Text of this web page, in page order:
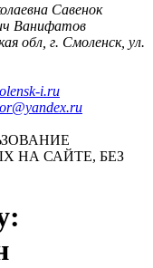
Савенок
Ванифатов
обл, г. Смоленск, ул.
i.ru
НА САЙТЕ, БЕЗ